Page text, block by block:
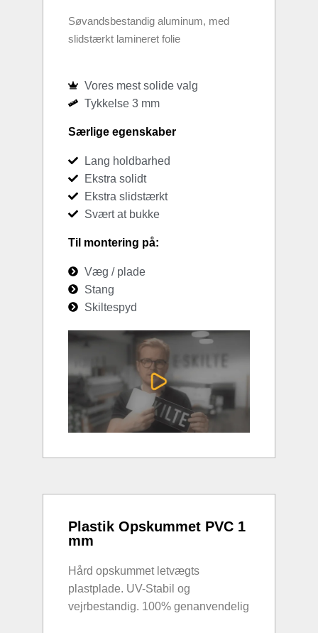
Søvandsbestandig aluminum, med
slidstærkt lamineret folie
Vores mest solide valg
Tykkelse 3 mm
Særlige egenskaber
Lang holdbarhed
Ekstra solidt
Ekstra slidstærkt
Svært at bukke
Til montering på:
Væg / plade
Stang
Skiltespyd
Plastik Opskummet PVC 1
mm
Hård opskummet letvægts
plastplade. UV-Stabil og
vejrbestandig. 100% genanvendelig